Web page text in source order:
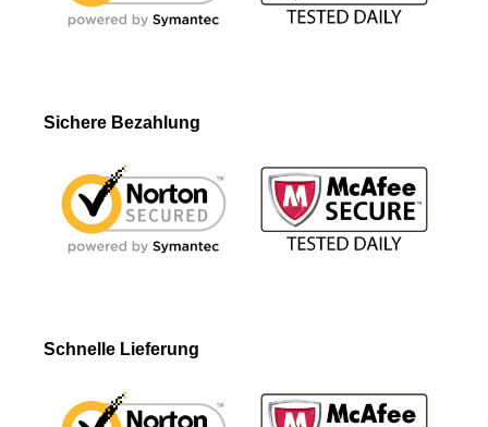
Sichere Bezahlung
Schnelle Lieferung